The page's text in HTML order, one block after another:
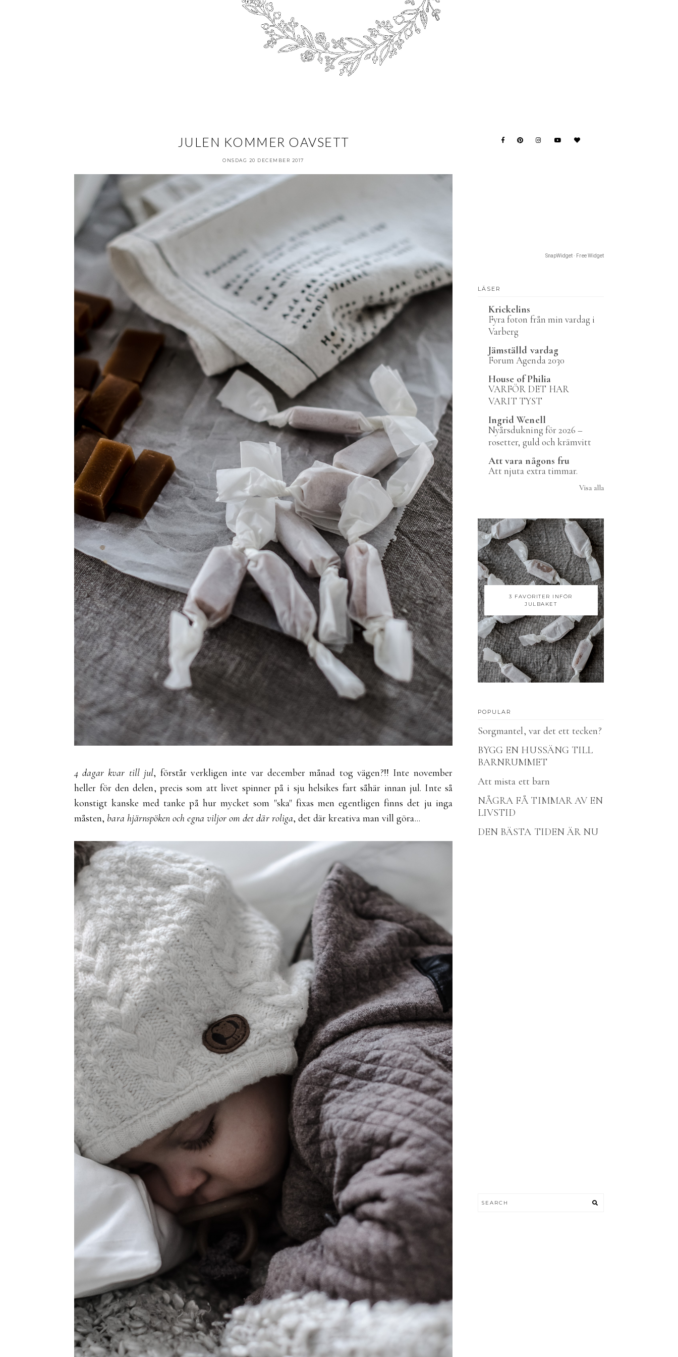
JULEN KOMMER OAVSETT
ONSDAG 20 DECEMBER 2017
4 dagar kvar till jul, förstår verkligen inte var december månad tog vägen?!! Inte november
heller för den delen, precis som att livet spinner på i sju helsikes fart såhär innan jul. Inte så
konstigt kanske med tanke på hur mycket som "ska" fixas men egentligen finns det ju inga
måsten, bara hjärnspöken och egna viljor om det där roliga, det där kreativa man vill göra...
SnapWidget · Free Widget
LÄSER
Krickelins
Fyra foton från min vardag i
Varberg
Jämställd vardag
Forum Agenda 2030
House of Philia
VARFÖR DET HAR
VARIT TYST
Ingrid Wenell
Nyårsdukning för 2026 –
rosetter, guld och krämvitt
Att vara någons fru
Att njuta extra timmar.
Visa alla
3 FAVORITER INFÖR
JULBAKET
POPULAR
Sorgmantel, var det ett tecken?
BYGG EN HUSSÄNG TILL
BARNRUMMET
Att mista ett barn
NÅGRA FÅ TIMMAR AV EN
LIVSTID
DEN BÄSTA TIDEN ÄR NU